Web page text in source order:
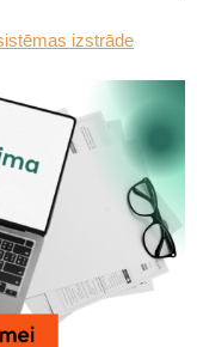
izstrāde